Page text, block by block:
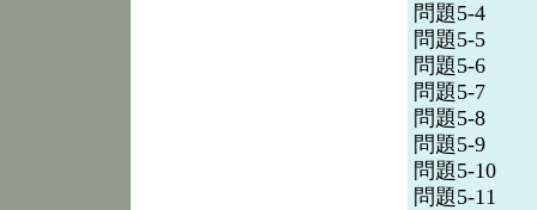
問題5-4
問題5-5
問題5-6
問題5-7
問題5-8
問題5-9
問題5-10
問題5-11